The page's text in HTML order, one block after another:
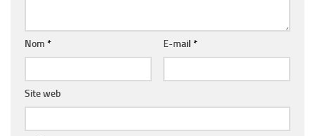
Nom * E-mail *
Site web